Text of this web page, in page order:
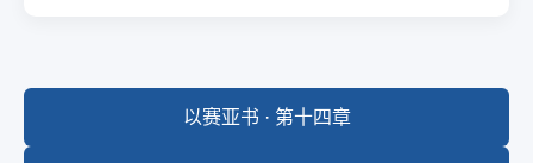
以赛亚书 · 第十四章